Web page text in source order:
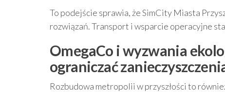
To podejście sprawia, że SimCity Miasta
rozwiązań. Transport i wsparcie operacyjne
OmegaCo i wyzwania
ograniczać
Rozbudowa metropolii w przyszłości to